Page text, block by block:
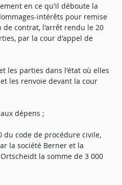
en ce qu'il déboute la
intérêts pour remise
contrat, l'arrêt rendu le 20
par la cour d'appel de
les parties dans l'état où elles
les renvoie devant la cour
dépens ;
du code de procédure civile,
la société Berner et la
la somme de 3 000